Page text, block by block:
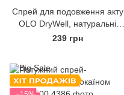
Спрей для подовження акту
OLO DryWell, натуральні
компоненти, 5 мл
239 грн